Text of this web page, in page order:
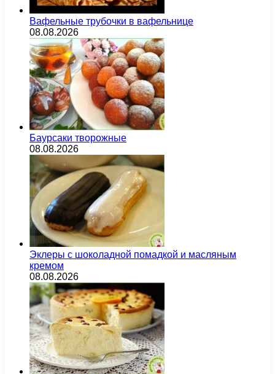
Вафельные трубочки в вафельнице
08.08.2026
Баурсаки творожные
08.08.2026
Эклеры с шоколадной помадкой и масляным
кремом
08.08.2026